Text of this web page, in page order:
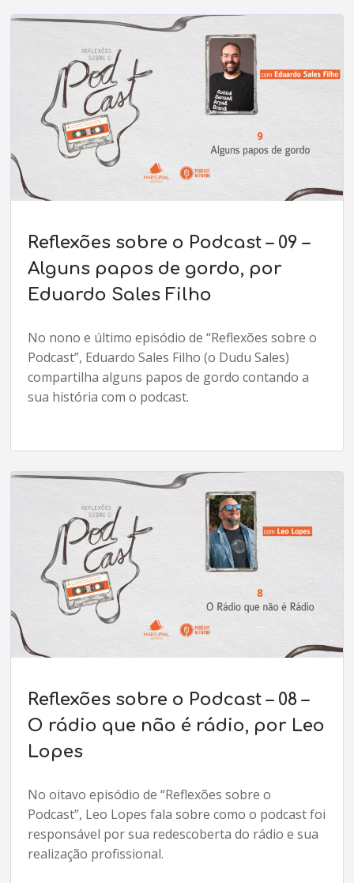
Reflexões sobre o Podcast – 09 –
Alguns papos de gordo, por
Eduardo Sales Filho
No nono e último episódio de “Reflexões sobre o
Podcast”, Eduardo Sales Filho (o Dudu Sales)
compartilha alguns papos de gordo contando a
sua história com o podcast.
Reflexões sobre o Podcast – 08 –
O rádio que não é rádio, por Leo
Lopes
No oitavo episódio de “Reflexões sobre o
Podcast”, Leo Lopes fala sobre como o podcast foi
responsável por sua redescoberta do rádio e sua
realização profissional.